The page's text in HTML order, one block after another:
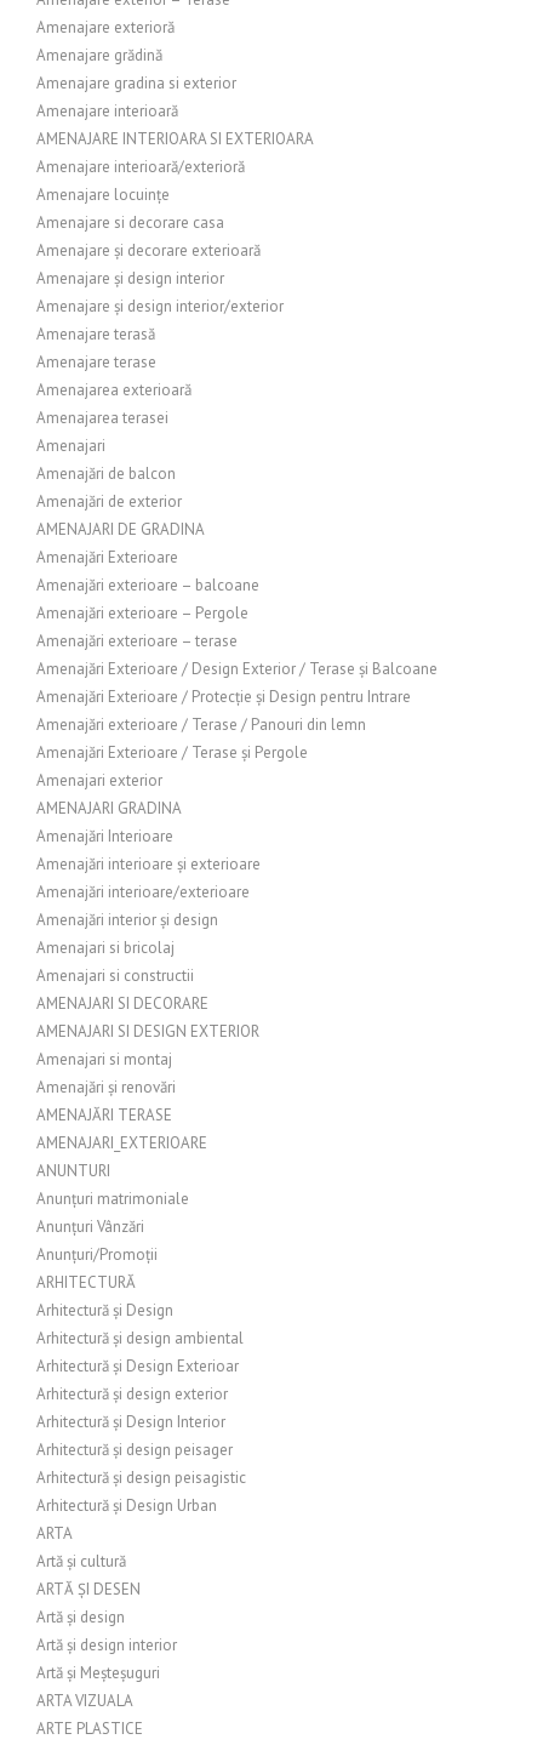
Amenajare exterioră
Amenajare grădină
Amenajare gradina si exterior
Amenajare interioară
AMENAJARE INTERIOARA SI EXTERIOARA
Amenajare interioară/exterioră
Amenajare locuințe
Amenajare si decorare casa
Amenajare și decorare exterioară
Amenajare și design interior
Amenajare și design interior/exterior
Amenajare terasă
Amenajare terase
Amenajarea exterioară
Amenajarea terasei
Amenajari
Amenajări de balcon
Amenajări de exterior
AMENAJARI DE GRADINA
Amenajări Exterioare
Amenajări exterioare – balcoane
Amenajări exterioare – Pergole
Amenajări exterioare – terase
Amenajări Exterioare / Design Exterior / Terase și Balcoane
Amenajări Exterioare / Protecție și Design pentru Intrare
Amenajări exterioare / Terase / Panouri din lemn
Amenajări Exterioare / Terase și Pergole
Amenajari exterior
AMENAJARI GRADINA
Amenajări Interioare
Amenajări interioare și exterioare
Amenajări interioare/exterioare
Amenajări interior și design
Amenajari si bricolaj
Amenajari si constructii
AMENAJARI SI DECORARE
AMENAJARI SI DESIGN EXTERIOR
Amenajari si montaj
Amenajări și renovări
AMENAJĂRI TERASE
AMENAJARI_EXTERIOARE
ANUNTURI
Anunțuri matrimoniale
Anunțuri Vânzări
Anunțuri/Promoții
ARHITECTURĂ
Arhitectură și Design
Arhitectură și design ambiental
Arhitectură și Design Exterioar
Arhitectură și design exterior
Arhitectură și Design Interior
Arhitectură și design peisager
Arhitectură și design peisagistic
Arhitectură și Design Urban
ARTA
Artă și cultură
ARTĂ ȘI DESEN
Artă și design
Artă și design interior
Artă și Meșteșuguri
ARTA VIZUALA
ARTE PLASTICE